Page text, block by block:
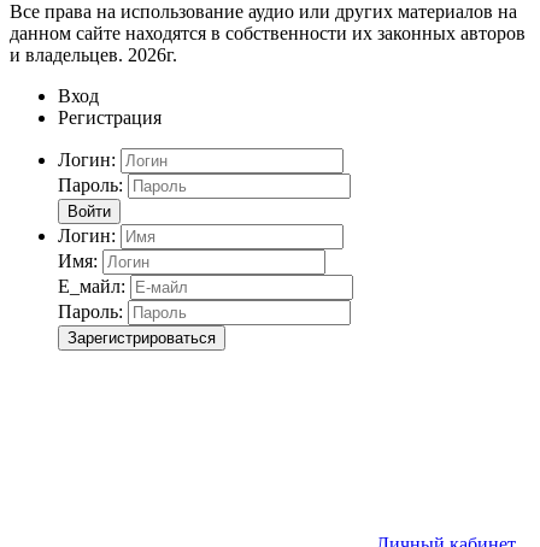
Все права на использование аудио или других материалов на
данном сайте находятся в собственности их законных авторов
и владельцев. 2026г.
Вход
Регистрация
Логин:
Пароль:
Войти
Логин:
Имя:
Е_майл:
Пароль:
Зарегистрироваться